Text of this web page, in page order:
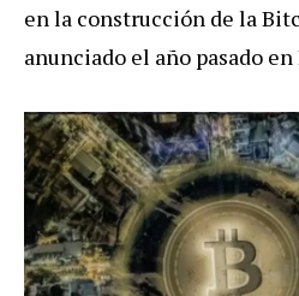
en la construcción de la
anunciado el año pasado